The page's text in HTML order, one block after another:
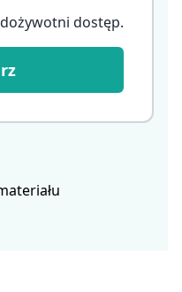
dostęp.